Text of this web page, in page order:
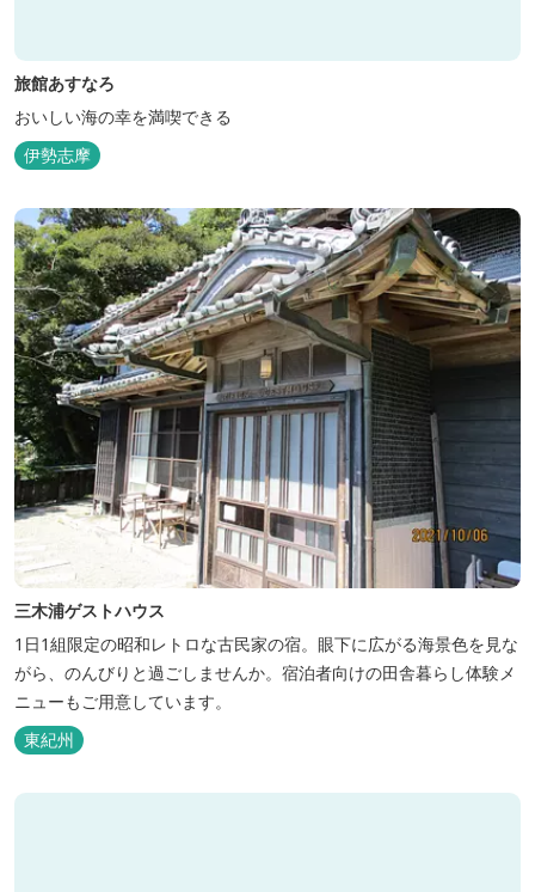
旅館あすなろ
おいしい海の幸を満喫できる
伊勢志摩
三木浦ゲストハウス
1日1組限定の昭和レトロな古民家の宿。眼下に広がる海景色を見な
がら、のんびりと過ごしませんか。宿泊者向けの田舎暮らし体験メ
ニューもご用意しています。
東紀州